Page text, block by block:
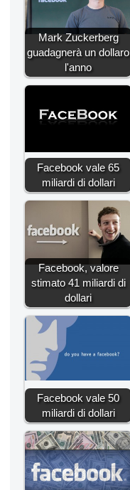
Mark Zuckerberg
guadagnerà un dollaro
l'anno
Facebook vale 65
miliardi di dollari
Facebook, valore
stimato 41 miliardi di
dollari
Facebook vale 50
miliardi di dollari